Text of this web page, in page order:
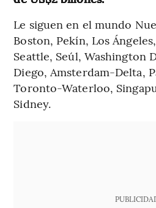
Le siguen en el mundo
Boston, Pekín, Los
Seattle, Seúl, Washington
Diego, Amsterdam-Delta,
Toronto-Waterloo,
Sidney.